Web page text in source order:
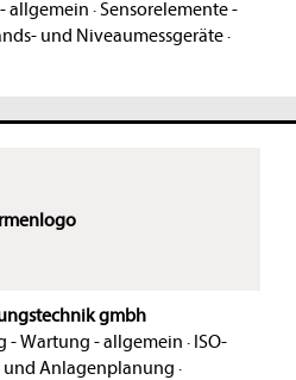
allgemein · Sensorelemente -
und Niveaumessgeräte·
gmbh
- Wartung - allgemein · ISO-
Anlagenplanung ·